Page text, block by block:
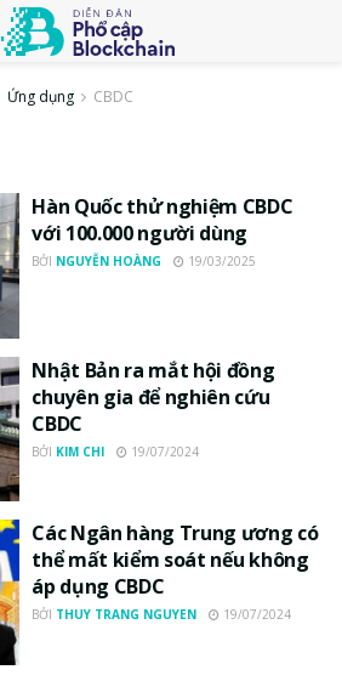
Ứng dụng CBDC
Hàn Quốc thử nghiệm CBDC
với 100.000 người dùng
BỞI NGUYỄN HOÀNG 19/03/2025
Nhật Bản ra mắt hội đồng
chuyên gia để nghiên cứu
CBDC
BỞI KIM CHI 19/07/2024
Các Ngân hàng Trung ương có
thể mất kiểm soát nếu không
áp dụng CBDC
BỞI THUY TRANG NGUYEN 19/07/2024